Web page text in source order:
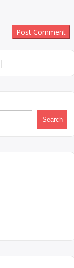
|
Search